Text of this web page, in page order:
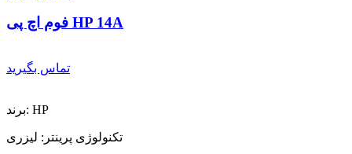
فوم اچ پی HP 14A
تماس بگیرید
برند: HP
تکنولوژی پرینتر: لیزری